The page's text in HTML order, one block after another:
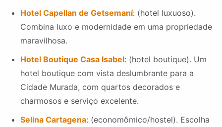
Hotel Capellan de Getsemaní: (hotel luxuoso).
Combina luxo e modernidade em uma propriedade
maravilhosa.
Hotel Boutique Casa Isabel: (hotel boutique). Um
hotel boutique com vista deslumbrante para a
Cidade Murada, com quartos decorados e
charmosos e serviço excelente.
Selina Cartagena: (economômico/hostel). Escolha